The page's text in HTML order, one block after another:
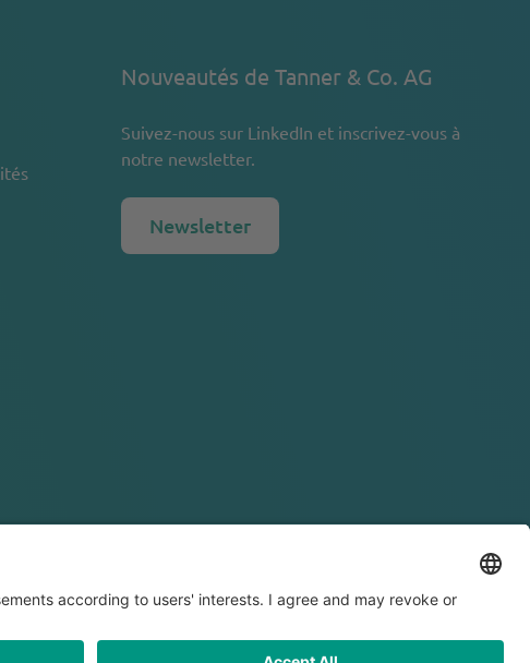
Nouveautés de Tanner & Co. AG
Suivez-nous sur LinkedIn et inscrivez-vous à
notre newsletter.
Newsletter